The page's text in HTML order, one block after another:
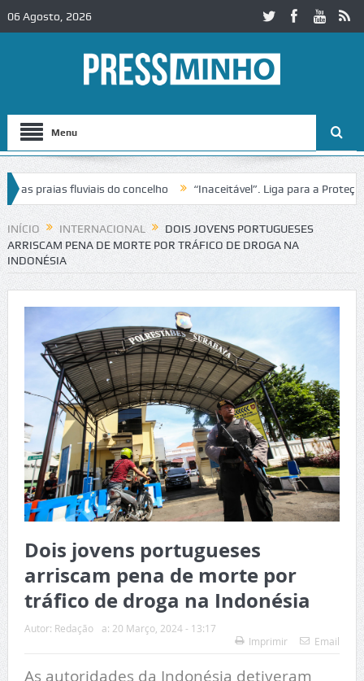
06 Agosto, 2026
Menu
praias fluviais do concelho “Inaceitável”. Liga para a Proteção da
INÍCIO INTERNACIONAL
DOIS JOVENS PORTUGUESES
ARRISCAM PENA DE MORTE POR TRÁFICO DE DROGA NA
INDONÉSIA
Dois jovens portugueses
arriscam pena de morte por
tráfico de droga na Indonésia
Autor: Redação a: 20 Março, 2024 - 13:17
Imprimir
Email
As autoridades da Indonésia detiveram